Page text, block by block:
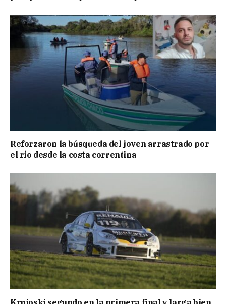
Reforzaron la búsqueda del joven arrastrado por
el río desde la costa correntina